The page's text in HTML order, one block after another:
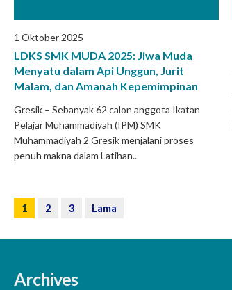
1 Oktober 2025
LDKS SMK MUDA 2025: Jiwa Muda
Menyatu dalam Api Unggun, Jurit
Malam, dan Amanah Kepemimpinan
Gresik – Sebanyak 62 calon anggota Ikatan
Pelajar Muhammadiyah (IPM) SMK
Muhammadiyah 2 Gresik menjalani proses
penuh makna dalam Latihan..
1 2 3 Lama
Archives